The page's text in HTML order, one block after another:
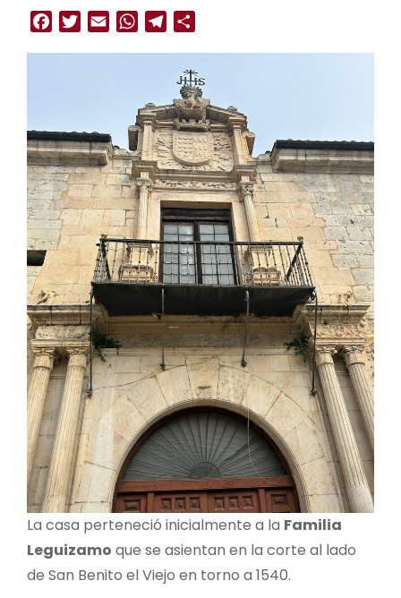
Facebook
Twitter
Email WhatsAppTelegram
La casa perteneció inicialmente a la Familia
Leguizamo que se asientan en la corte al lado
de San Benito el Viejo en torno a 1540.